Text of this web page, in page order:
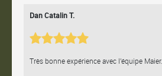
Dan Catalin T.
Très bonne expérience avec l'équipe Maier.